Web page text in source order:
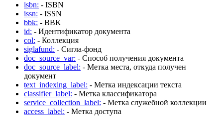
isbn: - ISBN
issn: - ISSN
bbk: - BBK
id: - Идентификатор документа
col: - Коллекция
siglafund: - Сигла-фонд
doc_source_var: - Способ получения документа
doc_source_label: - Метка места, откуда получен
документ
text_indexing_label: - Метка индексации текста
classifier_label: - Метка классификатора
service_collection_label: - Метка служебной коллекции
access_label: - Метка доступа